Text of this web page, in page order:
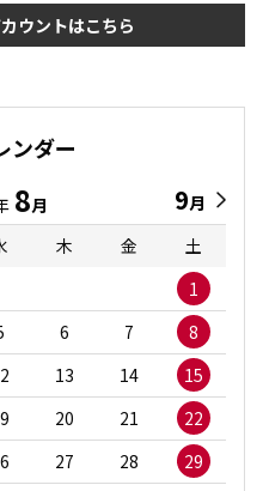
ウントはこちら
ンダー
8月 9月
木 金
土
1
6 7
8
13 14
15
20 21
22
27 28 29